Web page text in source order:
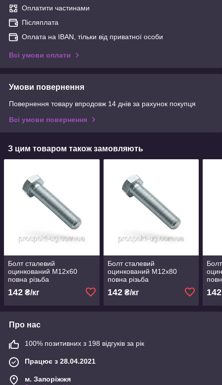
Оплатити частинами
Післяплата
Оплата на IBAN, тільки від приватної особи
Всі умови оплати
Умови повернення
Повернення товару впродовж 14 днів за рахунок покупця
Всі умови повернення
З цим товаром також замовляють
Болт сталевий
оцинкований М12х60
повна різьба
142 ₴/кг
Болт сталевий
оцинкований М12х80
повна різьба
142₴/кг 142
Про нас
100% позитивних з 198 відгуків за рік
Працює з 28.04.2021
м. Запоріжжя